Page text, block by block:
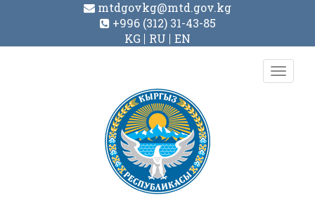
mtdgovkg@mtd.gov.kg
+996 (312) 31-43-85
KG
RU EN
Toggle